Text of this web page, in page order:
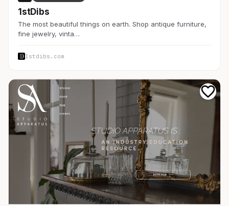
1stDibs
The most beautiful things on earth. Shop antique furniture,
fine jewelry, vinta…
1stdibs.com